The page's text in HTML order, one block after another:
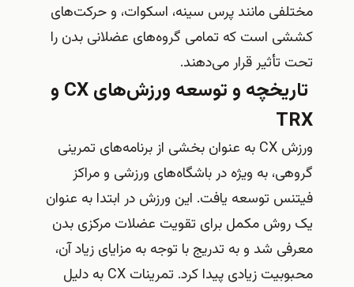
مختلفی مانند پرس سینه، اسکوات، و حرکت‌های
کششی است که تمامی گروه‌های عضلانی بدن را
تحت تأثیر قرار می‌دهند.
تاریخچه و توسعه ورزش‌های CX و
TRX
ورزش CX به عنوان بخشی از برنامه‌های تمرینی
گروهی، به ویژه در باشگاه‌های ورزشی و مراکز
فیتنس توسعه یافت. این ورزش در ابتدا به عنوان
یک روش مکمل برای تقویت عضلات مرکزی بدن
معرفی شد و به تدریج با توجه به مزایای زیاد آن،
محبوبیت زیادی پیدا کرد. تمرینات CX به دلیل